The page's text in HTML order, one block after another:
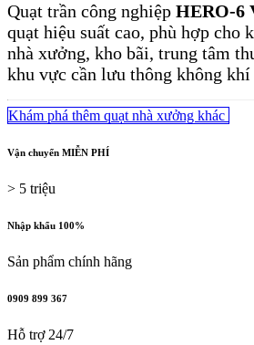
Quạt trần công nghiệp HERO-6
quạt hiệu suất cao, phù hợp cho
nhà xưởng, kho bãi, trung tâm
khu vực cần lưu thông không khí
Khám phá thêm quạt nhà xưởng khác​​
Vận chuyển MIỄN PHÍ
> 5 triệu
Nhập khẩu 100%
Sản phẩm chính hãng
0909 899 367
Hỗ trợ 24/7